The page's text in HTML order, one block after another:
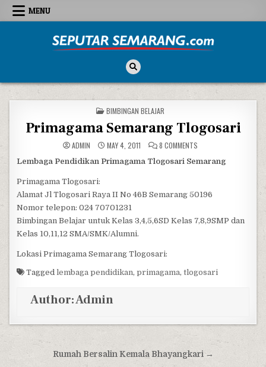
Skip to content
MENU
POSTED IN
BIMBINGAN BELAJAR
Primagama Semarang Tlogosari
ADMIN MAY 4, 2011 8 COMMENTSON PRIMAGAMA
Lembaga Pendidikan Primagama Tlogosari Semarang
Primagama Tlogosari:
Alamat Jl Tlogosari Raya II No 46B Semarang 50196
Nomor telepon: 024 70701231
Bimbingan Belajar untuk Kelas 3,4,5,6SD Kelas 7,8,9SMP dan
Kelas 10,11,12 SMA/SMK/Alumni.
Lokasi Primagama Semarang Tlogosari:
Taggedlembaga pendidikan,primagama,tlogosari
Author:Admin
Post navigation
Rumah Bersalin Kemala Bhayangkari →